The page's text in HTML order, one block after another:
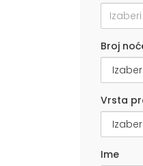
Broj
Vrsta
Ime